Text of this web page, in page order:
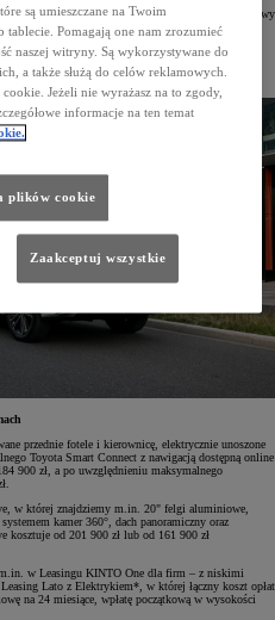
elektrycznej oferty marki w Polsce. Ten komfortowy
jonowy o pojemności 71,4 kWh. Klienci mogą
do 514 km lub wariant z nowoczesnym
do 461 km. W salonach Toyoty model bZ4X
objęty zwiększonymi rabatami sięgającymi
przednie fotele i kierownicę, elektrycznie unoszone
Toyota Smart Connect z nawigacją dostępną online
900 zł, a po uwzględnieniu maksymalnego
w której znajdziemy m.in. 20" felgi aluminiowe,
kamer 360°, dach panoramiczny oraz
kosztuje od 201 900 zł lub od 161 900 zł
w Leasingu KINTO One dla firm – z niskimi
Lato z Elektrykiem*, w której łączny koszt opłat
na 24 miesiące, wpłatę początkową w wysokości
są umieszczane na Twoim
Pomagają one nam zrozumieć
naszej witryny. Są wykorzystywane do
a także służą do celów reklamowych.
Jeżeli nie wyrażasz na to zgody,
informacje na ten temat
plików cookie
Zaakceptuj wszystkie